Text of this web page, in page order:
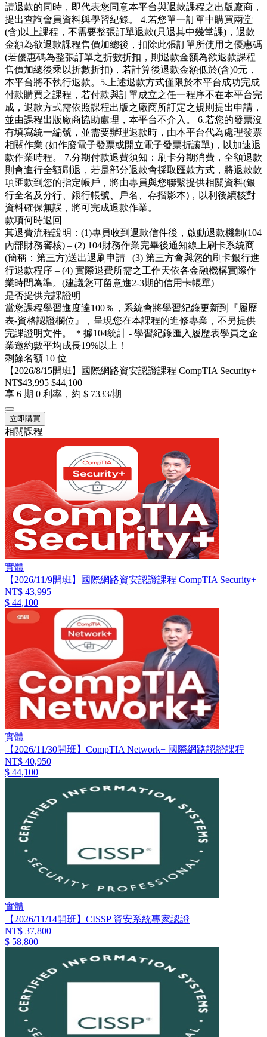
請退款的同時，即代表您同意本平台與退款課程之出版廠商，
提出查詢會員資料與學習紀錄。 4.若您單一訂單中購買兩堂
(含)以上課程，不需要整張訂單退款(只退其中幾堂課)，退款
金額為欲退款課程售價加總後，扣除此張訂單所使用之優惠碼
(若優惠碼為整張訂單之折數折扣，則退款金額為欲退款課程
售價加總後乘以折數折扣)，若計算後退款金額低於(含)0元，
本平台將不執行退款。5.上述退款方式僅限於本平台成功完成
付款購買之課程，若付款與訂單成立之任一程序不在本平台完
成，退款方式需依照課程出版之廠商所訂定之規則提出申請，
並由課程出版廠商協助處理，本平台不介入。 6.若您的發票沒
有填寫統一編號，並需要辦理退款時，由本平台代為處理發票
相關作業 (如作廢電子發票或開立電子發票折讓單)，以加速退
款作業時程。 7.分期付款退費須知：刷卡分期消費，全額退款
則會進行全額刷退，若是部分退款會採取匯款方式，將退款款
項匯款到您的指定帳戶，將由專員與您聯繫提供相關資料(銀
行全名及分行、銀行帳號、戶名、存摺影本)，以利後續核對
資料確保無誤，將可完成退款作業。
款項何時退回
其退費流程說明：(1)專員收到退款信件後，啟動退款機制(104
內部財務審核) – (2) 104財務作業完畢後通知線上刷卡系統商
(簡稱：第三方)送出退刷申請 –(3) 第三方會與您的刷卡銀行進
行退款程序 – (4) 實際退費所需之工作天依各金融機構實際作
業時間為準。(建議您可留意進2-3期的信用卡帳單)
是否提供完課證明
當您課程學習進度達100％，系統會將學習紀錄更新到『履歷
表-資格認證欄位』，呈現您在本課程的進修專業，不另提供
完課證明文件。 ＊據104統計 - 學習紀錄匯入履歷表學員之企
業邀約數平均成長19%以上！
剩餘名額 10 位
【2026/8/15開班】國際網路資安認證課程 CompTIA Security+
NT$43,995 $44,100
享 6 期 0 利率，約 $ 7333/期
立即購買
相關課程
實體
【2026/11/9開班】國際網路資安認證課程 CompTIA Security+
NT$ 43,995
$ 44,100
實體
【2026/11/30開班】CompTIA Network+ 國際網路認證課程
NT$ 40,950
$ 44,100
實體
【2026/11/14開班】CISSP 資安系統專家認證
NT$ 37,800
$ 58,800